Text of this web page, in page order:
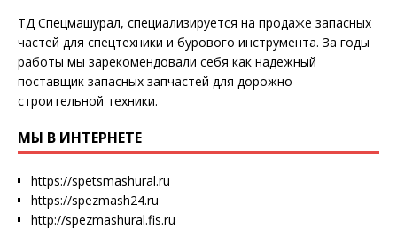
ТД Спецмашурал, специализируется на продаже запасных
частей для спецтехники и бурового инструмента. За годы
работы мы зарекомендовали себя как надежный
поставщик запасных запчастей для дорожно-
строительной техники.
МЫ В ИНТЕРНЕТЕ
https://spetsmashural.ru
https://spezmash24.ru
http://spezmashural.fis.ru